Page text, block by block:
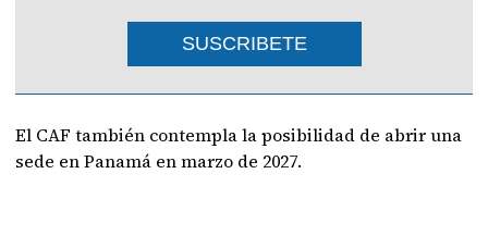
SUSCRIBETE
El CAF también contempla la posibilidad de abrir una
sede en Panamá en marzo de 2027.